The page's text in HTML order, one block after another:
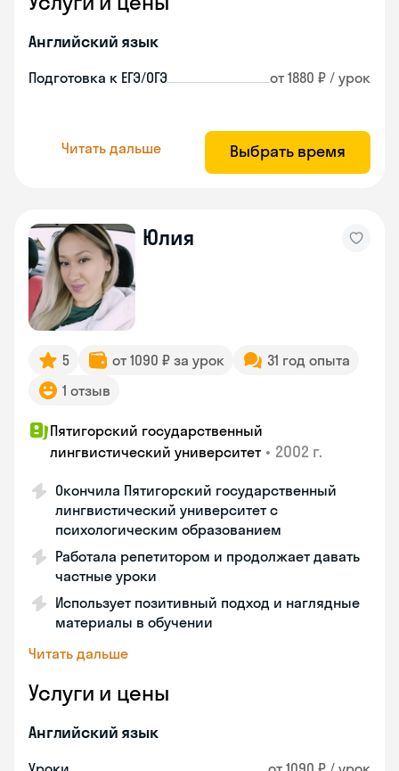
Английский язык
Подготовка к ЕГЭ/ОГЭ от 1880 ₽ / урок
Читать дальше Выбрать время
Юлия
5 от 1090 ₽ за урок
31 год опыта
1 отзыв
Пятигорский государственный
лингвистический университет • 2002 г.
Окончила Пятигорский государственный
лингвистический университет с
психологическим образованием
Работала репетитором и продолжает давать
частные уроки
Использует позитивный подход и наглядные
материалы в обучении
Читать дальше
Услуги и цены
Английский язык